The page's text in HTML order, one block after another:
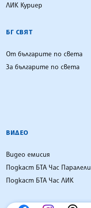
ЛИК Куриер
БГ СВЯТ
От българите по света
За българите по света
ВИДЕО
Видео емисия
Подкаст БТА Час Паралели
Подкаст БТА Час ЛИК